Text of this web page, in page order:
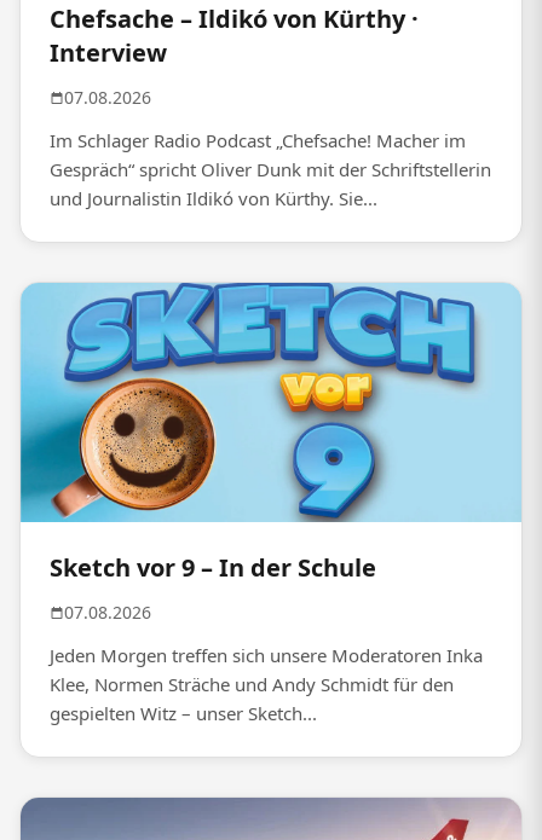
Chefsache – Ildikó von Kürthy ·
Interview
07.08.2026
Im Schlager Radio Podcast „Chefsache! Macher im
Gespräch“ spricht Oliver Dunk mit der Schriftstellerin
und Journalistin Ildikó von Kürthy. Sie...
Sketch vor 9 – In der Schule
07.08.2026
Jeden Morgen treffen sich unsere Moderatoren Inka
Klee, Normen Sträche und Andy Schmidt für den
gespielten Witz – unser Sketch...